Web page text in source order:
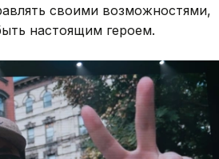
своими возможностями,
настоящим героем.